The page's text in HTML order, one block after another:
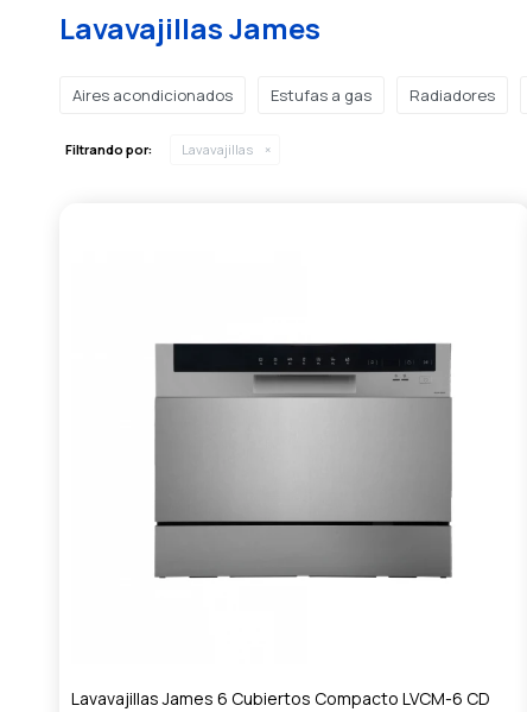
Lavavajillas James
Aires acondicionados Estufas a gas Radiadores
Filtrando por: Lavavajillas
Lavavajillas James 6 Cubiertos Compacto LVCM-6 CD